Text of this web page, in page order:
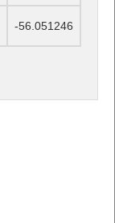
-56.051246